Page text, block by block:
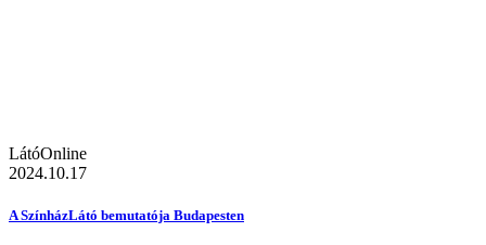
LátóOnline
2024.10.17
A SzínházLátó bemutatója Budapesten